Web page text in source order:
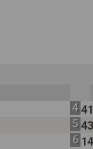
4
5
6